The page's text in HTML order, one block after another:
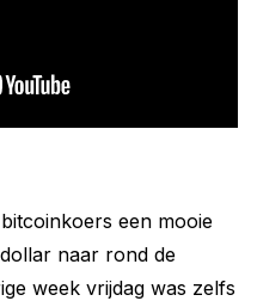
een mooie
naar rond de
week vrijdag was zelfs